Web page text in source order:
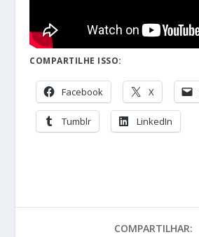
COMPARTILHE ISSO:
Facebook X
Tumblr LinkedIn
COMPARTILHAR: